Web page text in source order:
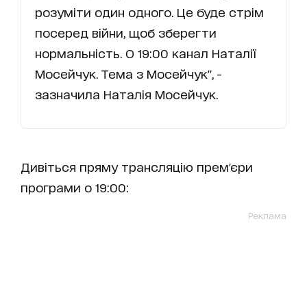
розуміти один одного. Це буде стрім
посеред війни, щоб зберегти
нормальність. О 19:00 канал Наталії
Мосейчук. Тема з Мосейчук", -
зазначила Наталія Мосейчук.
Дивіться пряму трансляцію прем'єри
програми о 19:00:
Реклама